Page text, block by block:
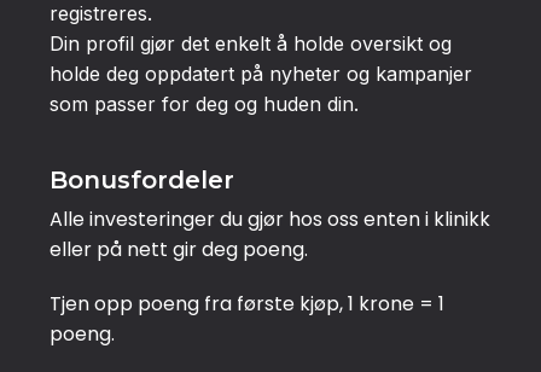
registreres.
Din profil gjør det enkelt å holde oversikt og
holde deg oppdatert på nyheter og kampanjer
som passer for deg og huden din.
Bonusfordeler
Alle investeringer du gjør hos oss enten i klinikk
eller på nett gir deg poeng.
Tjen opp poeng fra første kjøp, 1 krone = 1
poeng.